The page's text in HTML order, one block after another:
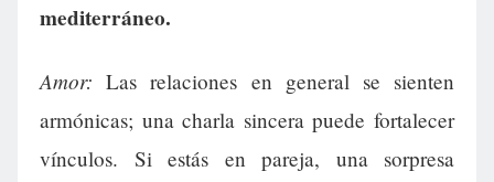
mediterráneo.
Amor: Las relaciones en general se sienten
armónicas; una charla sincera puede fortalecer
vínculos. Si estás en pareja, una sorpresa